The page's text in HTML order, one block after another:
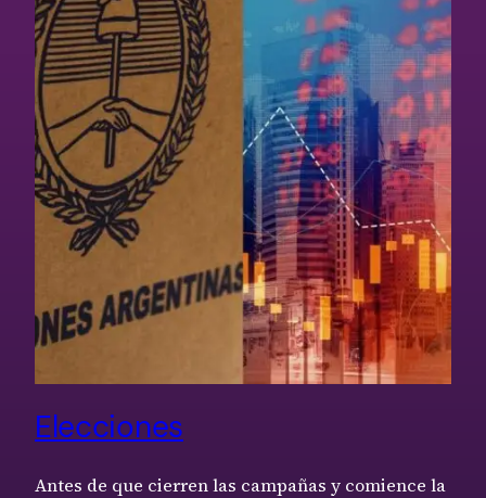
Elecciones
Antes de que cierren las campañas y comience la